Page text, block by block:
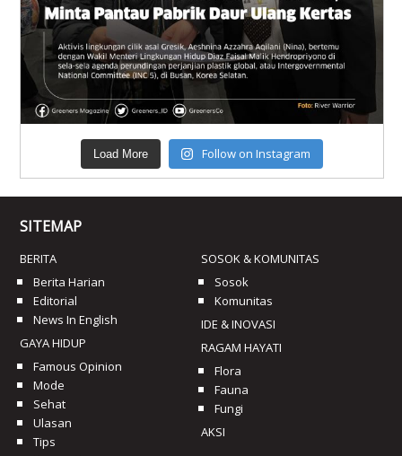
Load More Follow on Instagram
SITEMAP
BERITA
Berita Harian
Editorial
News In English
GAYA HIDUP
Famous Opinion
Mode
Sehat
Ulasan
Tips
SOSOK & KOMUNITAS
Sosok
Komunitas
IDE & INOVASI
RAGAM HAYATI
Flora
Fauna
Fungi
AKSI